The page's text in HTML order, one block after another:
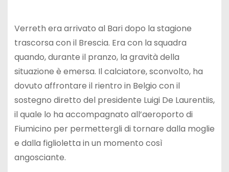
Verreth era arrivato al Bari dopo la stagione
trascorsa con il Brescia. Era con la squadra
quando, durante il pranzo, la gravità della
situazione è emersa. Il calciatore, sconvolto, ha
dovuto affrontare il rientro in Belgio con il
sostegno diretto del presidente Luigi De Laurentiis,
il quale lo ha accompagnato all’aeroporto di
Fiumicino per permettergli di tornare dalla moglie
e dalla figlioletta in un momento così
angosciante.